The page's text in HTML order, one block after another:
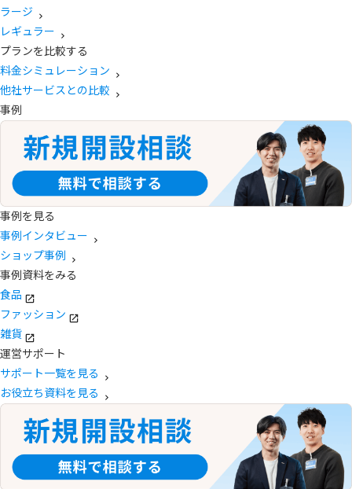
ラージ
レギュラー
プランを比較する
料金シミュレーション
他社サービスとの比較
事例
事例を見る
事例インタビュー
ショップ事例
事例資料をみる
食品
ファッション
雑貨
運営サポート
サポート一覧を見る
お役立ち資料を見る